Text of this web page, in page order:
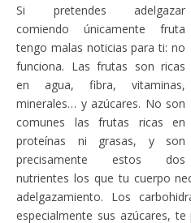
Si pretendes adelgazar
comiendo únicamente fruta
tengo malas noticias para ti: no
funciona. Las frutas son ricas
en agua, fibra, vitaminas,
minerales… y azúcares. No son
comunes las frutas ricas en
proteínas ni grasas, y son
precisamente estos dos
nutrientes los que tu cuerpo
adelgazamiento. Los
especialmente sus azúcares,